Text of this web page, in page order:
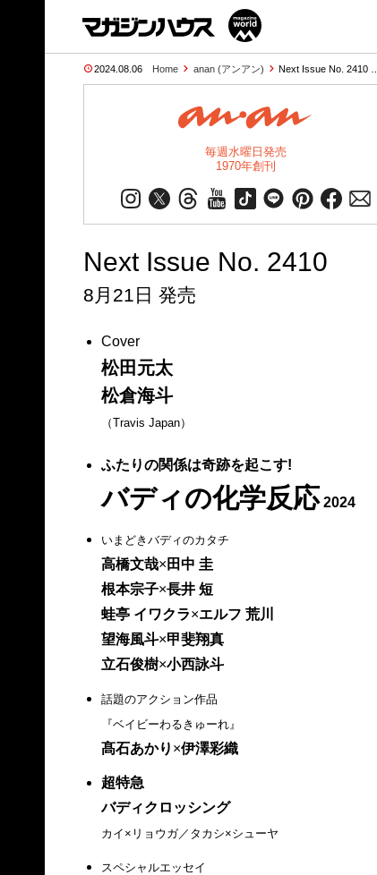
2024.08.06 Home anan (アンアン) Next Issue No. 2410 …
毎週水曜日発売
1970年創刊
Next Issue No. 2410
8月21日 発売
Cover
松田元太
松倉海斗
（Travis Japan）
ふたりの関係は奇跡を起こす!
バディの化学反応 2024
いまどきバディのカタチ
高橋文哉× 田中 圭
根本宗子×長井 短
蛙亭 イワクラ×エルフ 荒川
望海風斗×甲斐翔真
立石俊樹×小西詠斗
話題のアクション作品
『ベイビーわるきゅーれ』
髙石あかり ×伊澤彩織
超特急
バディクロッシング
カイ×リョウガ／タカシ×シューヤ
スペシャルエッセイ